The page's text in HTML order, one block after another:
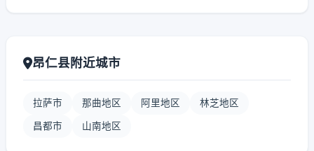
昂仁县附近城市
拉萨市 那曲地区 阿里地区 林芝地区
昌都市 山南地区